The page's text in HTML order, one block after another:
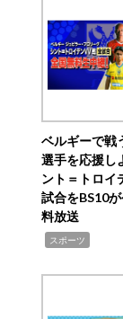
ベルギーで戦
選手を応援
ント＝トロイ
試合をBS10
料放送
スポーツ